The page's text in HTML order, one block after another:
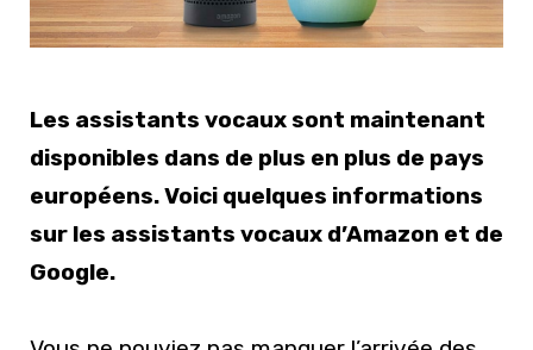
Les assistants vocaux sont maintenant
disponibles dans de plus en plus de pays
européens. Voici quelques informations
sur les assistants vocaux d’Amazon et de
Google.